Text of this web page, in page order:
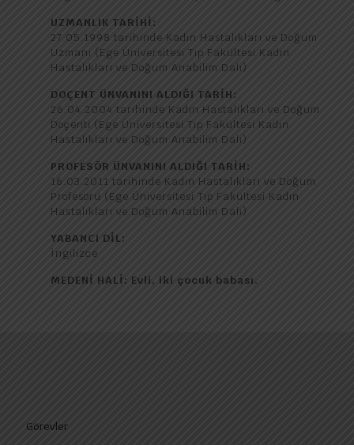
UZMANLIK TARİHİ:
27.05.1998 tarihinde Kadın Hastalıkları ve Doğum
Uzmanı (Ege Üniversitesi Tıp Fakültesi Kadın
Hastalıkları ve Doğum Anabilim Dalı)
DOÇENT ÜNVANINI ALDIĞI TARİH:
26.04.2004 tarihinde Kadın Hastalıkları ve Doğum
Doçenti (Ege Üniversitesi Tıp Fakültesi Kadın
Hastalıkları ve Doğum Anabilim Dalı)
PROFESÖR ÜNVANINI ALDIĞI TARİH:
16.03.2011 tarihinde Kadın Hastalıkları ve Doğum
Profesörü (Ege Üniversitesi Tıp Fakültesi Kadın
Hastalıkları ve Doğum Anabilim Dalı)
YABANCI DİL:
İngilizce
MEDENİ HALİ: Evli, iki çocuk babası.
Görevler